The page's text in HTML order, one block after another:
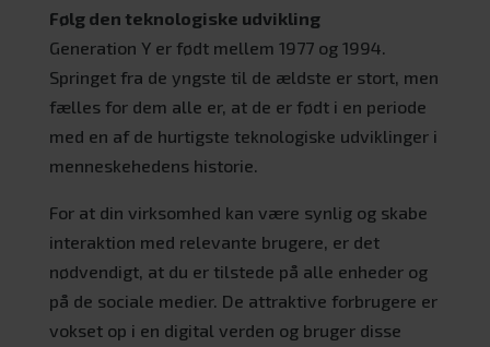
Følg den teknologiske udvikling
Generation Y er født mellem 1977 og 1994.
Springet fra de yngste til de ældste er stort, men
fælles for dem alle er, at de er født i en periode
med en af de hurtigste teknologiske udviklinger i
menneskehedens historie.
For at din virksomhed kan være synlig og skabe
interaktion med relevante brugere, er det
nødvendigt, at du er tilstede på alle enheder og
på de sociale medier. De attraktive forbrugere er
vokset op i en digital verden og bruger disse